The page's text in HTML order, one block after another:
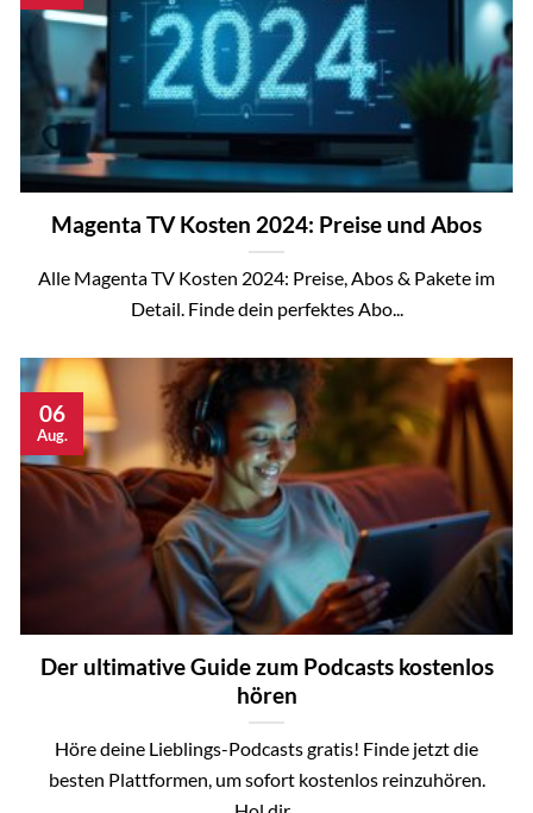
Magenta TV Kosten 2024: Preise und Abos
Alle Magenta TV Kosten 2024: Preise, Abos & Pakete im
Detail. Finde dein perfektes Abo...
Der ultimative Guide zum Podcasts kostenlos
hören
Höre deine Lieblings-Podcasts gratis! Finde jetzt die
besten Plattformen, um sofort kostenlos reinzuhören.
06
Aug.